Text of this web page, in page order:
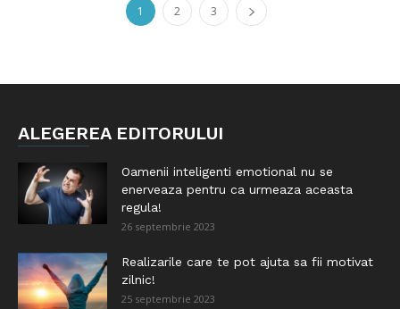
1 2 3
ALEGEREA EDITORULUI
Oamenii inteligenti emotional nu se
enerveaza pentru ca urmeaza aceasta
regula!
26 septembrie 2023
Realizarile care te pot ajuta sa fii motivat
zilnic!
25 septembrie 2023